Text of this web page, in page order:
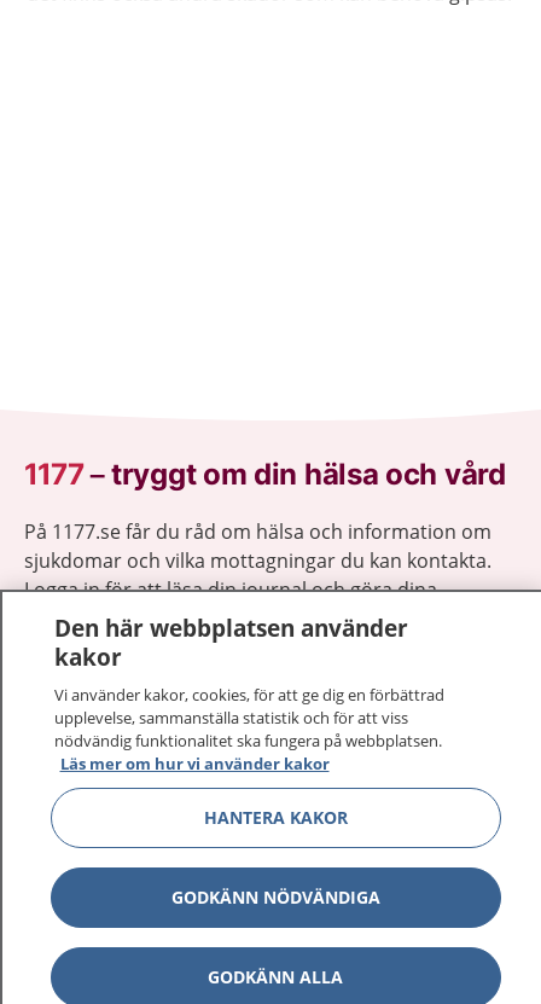
1177–tryggt om din hälsa och vård
På 1177.se får du råd om hälsa och information om
sjukdomar och vilka mottagningar du kan kontakta.
Logga in för att läsa din journal och göra dina
vårdärenden. Ring telefonnummer 1177 för
sjukvårdsrådgivning dygnet runt.
1177 på flera språk Visa
Om 1177 Visa
Kontakt Visa
Den här webbplatsen använder
kakor
Vi använder kakor, cookies, för att ge dig en förbättrad
upplevelse, sammanställa statistik och för att viss
nödvändig funktionalitet ska fungera på webbplatsen.
Läs mer om hur vi använder kakor
HANTERA KAKOR
GODKÄNN NÖDVÄNDIGA
GODKÄNN ALLA